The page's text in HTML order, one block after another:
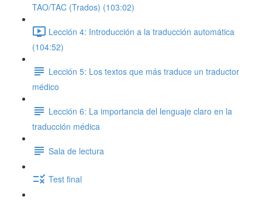
TAO/TAC (Trados) (103:02)
Lección 4: Introducción a la traducción automática
(104:52)
Lección 5: Los textos que más traduce un traductor
médico
Lección 6: La importancia del lenguaje claro en la
traducción médica
Sala de lectura
Test final